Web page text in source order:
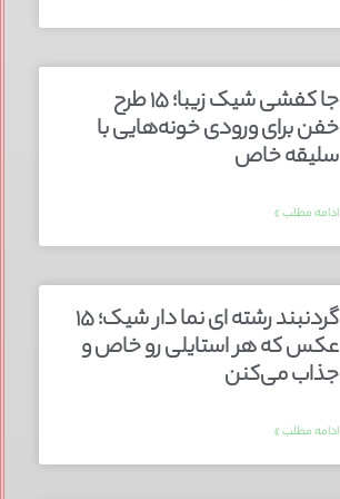
جا کفشی شیک زیبا؛ ۱۵ طرح
خفن برای ورودی خونه‌هایی با
سلیقه خاص
ادامه مطلب »
گردنبند رشته ای نما دار شیک؛ ۱۵
عکس که هر استایلی رو خاص و
جذاب می‌کنن
ادامه مطلب »